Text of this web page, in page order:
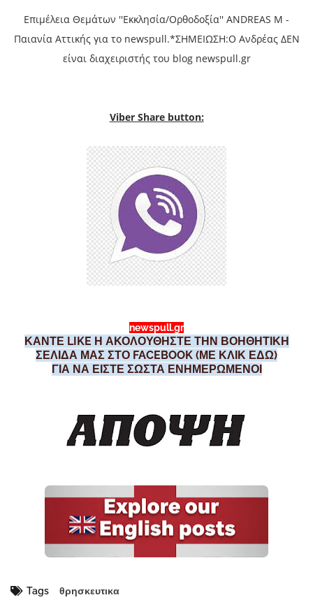
Επιμέλεια Θεμάτων ''Εκκλησία/Ορθοδοξία'' ANDREAS M -
Παιανία Αττικής για το newspull.*ΣΗΜΕΙΩΣΗ:Ο Ανδρέας ΔΕΝ
είναι διαχειριστής του blog newspull.gr
Viber Share button:
newspull.gr
ΚΑΝΤΕ LIKE Η ΑΚΟΛΟΥΘΗΣΤΕ ΤΗΝ ΒΟΗΘΗΤΙΚΗ
ΣΕΛΙΔΑ ΜΑΣ ΣΤΟ FACEBOOK (ΜΕ ΚΛΙΚ ΕΔΩ)
ΓΙΑ ΝΑ ΕΙΣΤΕ ΣΩΣΤΑ ΕΝΗΜΕΡΩΜΕΝΟΙ
Tags θρησκευτικα